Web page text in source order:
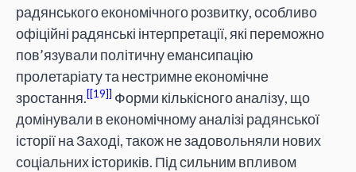
радянського економічного розвитку, особливо
офіційні радянські інтерпретації, які переможно
пов’язували політичну емансипацію
пролетаріату та нестримне економічне
зростання. [19]
Форми кількісного аналізу, що
домінували в економічному аналізі радянської
історії на Заході, також не задовольняли нових
соціальних істориків. Під сильним впливом